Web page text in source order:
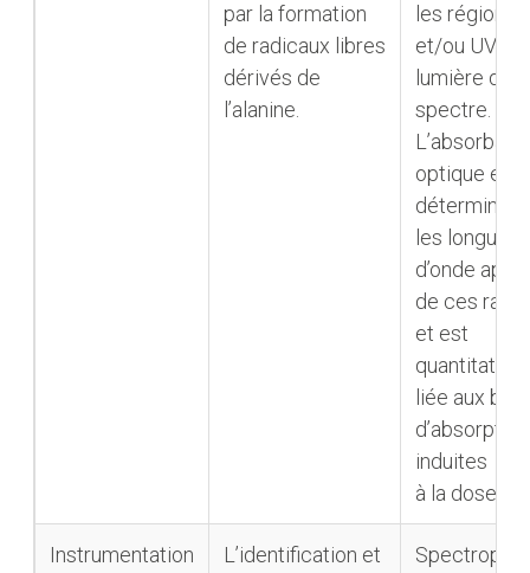
par la formation
de radicaux libres
dérivés de
l’alanine.
les régions
et/ou UV de
lumière du
spectre.
optique est
déterminée
les
d’onde
de ces
et est
liée aux
d’absorption
induites
à la dose
Instrumentation
L’identification et